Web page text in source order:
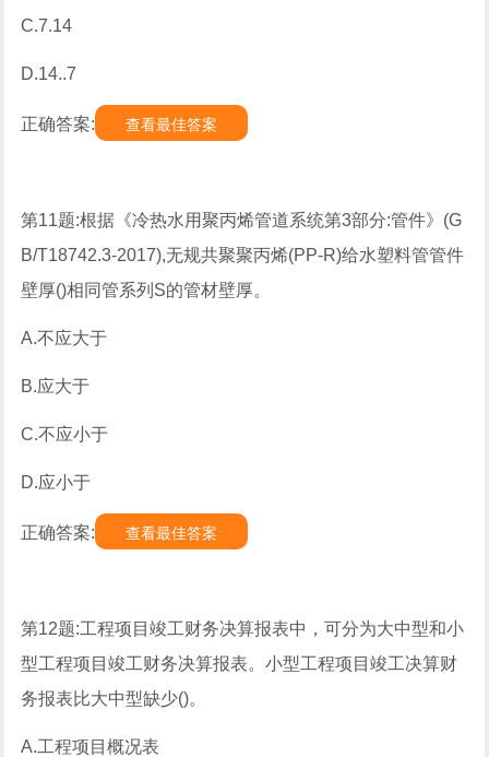
C.7.14
D.14..7
正确答案: 查看最佳答案
第11题:根据《冷热水用聚丙烯管道系统第3部分:管件》(G
B/T18742.3-2017),无规共聚聚丙烯(PP-R)给水塑料管管件
壁厚()相同管系列S的管材壁厚。
A.不应大于
B.应大于
C.不应小于
D.应小于
正确答案: 查看最佳答案
第12题:工程项目竣工财务决算报表中，可分为大中型和小
型工程项目竣工财务决算报表。小型工程项目竣工决算财
务报表比大中型缺少()。
A.工程项目概况表